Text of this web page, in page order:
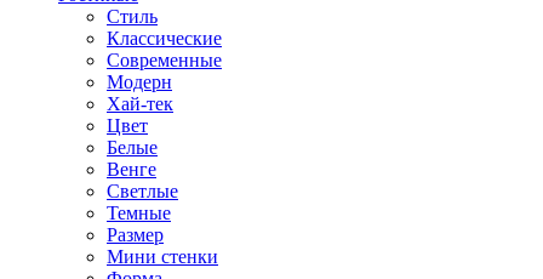
Стиль
Классические
Современные
Модерн
Хай-тек
Цвет
Белые
Венге
Светлые
Темные
Размер
Мини стенки